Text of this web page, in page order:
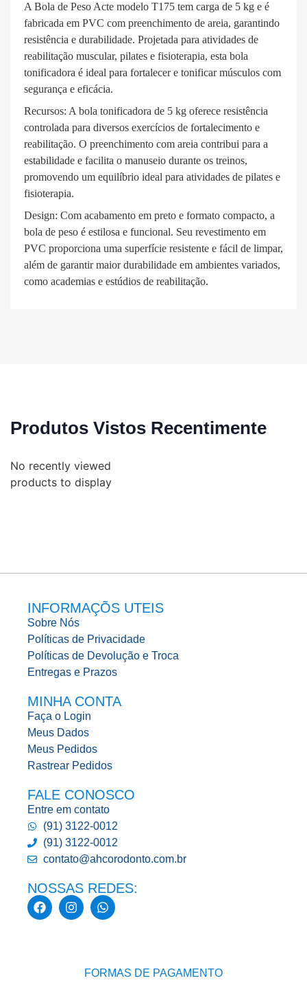
A Bola de Peso Acte modelo T175 tem carga de 5 kg e é
fabricada em PVC com preenchimento de areia, garantindo
resistência e durabilidade. Projetada para atividades de
reabilitação muscular, pilates e fisioterapia, esta bola
tonificadora é ideal para fortalecer e tonificar músculos com
segurança e eficácia.
Recursos: A bola tonificadora de 5 kg oferece resistência
controlada para diversos exercícios de fortalecimento e
reabilitação. O preenchimento com areia contribui para a
estabilidade e facilita o manuseio durante os treinos,
promovendo um equilíbrio ideal para atividades de pilates e
fisioterapia.
Design: Com acabamento em preto e formato compacto, a
bola de peso é estilosa e funcional. Seu revestimento em
PVC proporciona uma superfície resistente e fácil de limpar,
além de garantir maior durabilidade em ambientes variados,
como academias e estúdios de reabilitação.
Produtos Vistos Recentimente
No recently viewed
products to display
INFORMAÇÕS UTEIS
Sobre Nós
Políticas de Privacidade
Políticas de Devolução e Troca
Entregas e Prazos
MINHA CONTA
Faça o Login
Meus Dados
Meus Pedidos
Rastrear Pedidos
FALE CONOSCO
Entre em contato
(91) 3122-0012
(91) 3122-0012
contato@ahcorodonto.com.br
NOSSAS REDES:
FORMAS DE PAGAMENTO